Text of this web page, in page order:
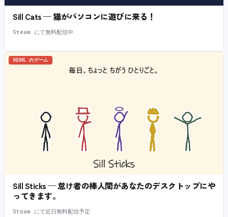
Sill Cats — 猫がパソコンに遊びに来る！
Steam にて無料配信中
SQOOL のゲーム
Sill Sticks — 怠け者の棒人間があなたのデスクトップにや
ってきます。
Steam にて近日無料配信予定